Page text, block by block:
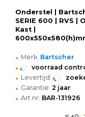
Onderstel |
SERIE 600 | RVS |
Kast |
• Merk: Bartscher
• voorraad
• Levertijd:
• Garantie: 2 jaar
• Art.nr: BAR-131926